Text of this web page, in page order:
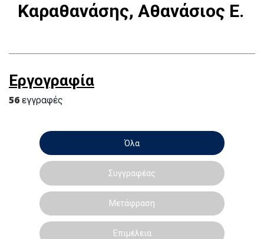
Καραθανάσης, Αθανάσιος Ε.
Εργογραφία
56 εγγραφές
Όλα
Συγγραφέας
Μετάφραση
Επιμέλεια